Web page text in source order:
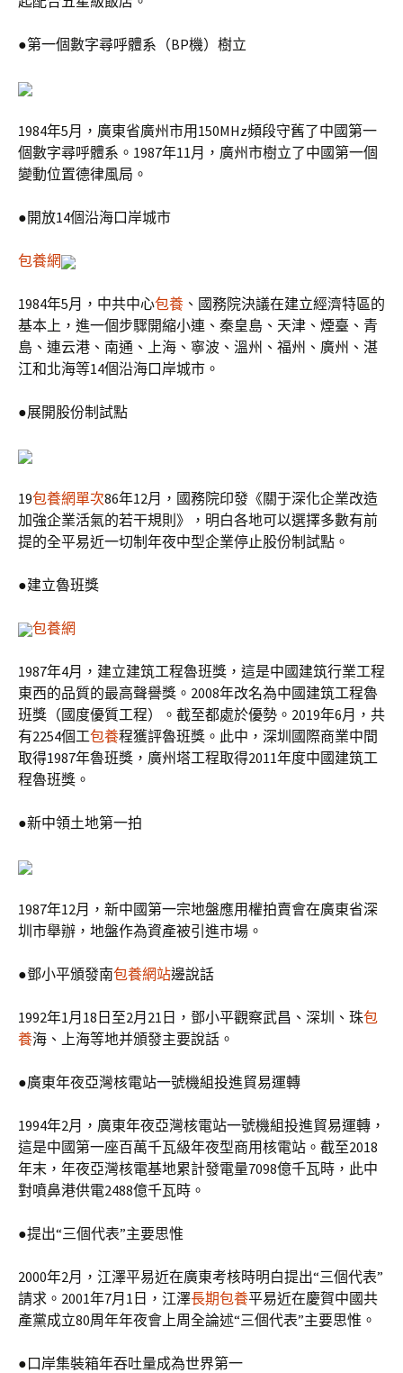
●第一個數字尋呼體系（BP機）樹立
1984年5月，廣東省廣州市用150MHz頻段守舊了中國第一
個數字尋呼體系。1987年11月，廣州市樹立了中國第一個
變動位置德律風局。
●開放14個沿海口岸城市
包養網
1984年5月，中共中心包養 、國務院決議在建立經濟特區的
基本上，進一個步驟開縮小連、秦皇島、天津、煙臺、青
島、連云港、南通、上海、寧波、溫州、福州、廣州、湛
江和北海等14個沿海口岸城市。
●展開股份制試點
19包養網單次86年12月，國務院印發《關于深化企業改造
加強企業活氣的若干規則》，明白各地可以選擇多數有前
提的全平易近一切制年夜中型企業停止股份制試點。
●建立魯班獎
包養網
1987年4月，建立建筑工程魯班獎，這是中國建筑行業工程
東西的品質的最高聲譽獎。2008年改名為中國建筑工程魯
班獎（國度優質工程）。截至都處於優勢。2019年6月，共
有2254個工包養程獲評魯班獎。此中，深圳國際商業中間
取得1987年魯班獎，廣州塔工程取得2011年度中國建筑工
程魯班獎。
●新中領土地第一拍
1987年12月，新中國第一宗地盤應用權拍賣會在廣東省深
圳市舉辦，地盤作為資產被引進市場。
●鄧小平頒發南包養網站邊說話
1992年1月18日至2月21日，鄧小平觀察武昌、深圳、珠包
養海、上海等地并頒發主要說話。
●廣東年夜亞灣核電站一號機組投進貿易運轉
1994年2月，廣東年夜亞灣核電站一號機組投進貿易運轉，
這是中國第一座百萬千瓦級年夜型商用核電站。截至2018
年末，年夜亞灣核電基地累計發電量7098億千瓦時，此中
對噴鼻港供電2488億千瓦時。
●提出“三個代表”主要思惟
2000年2月，江澤平易近在廣東考核時明白提出“三個代表”
請求。2001年7月1日，江澤長期包養平易近在慶賀中國共
產黨成立80周年年夜會上周全論述“三個代表”主要思惟。
●口岸集裝箱年吞吐量成為世界第一